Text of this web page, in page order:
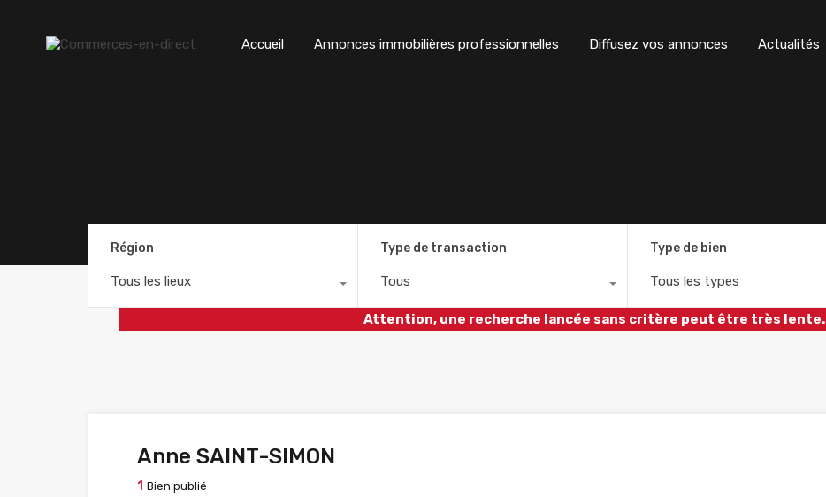
Accueil Annonces immobilières professionnelles Diffusez vos annonces Actualités
Région
Tous les lieux
Type de transaction
Tous
Type de bien
Tous les types
Attention, une recherche lancée sans critère peut être très lente.
Anne SAINT-SIMON
1 Bien publié